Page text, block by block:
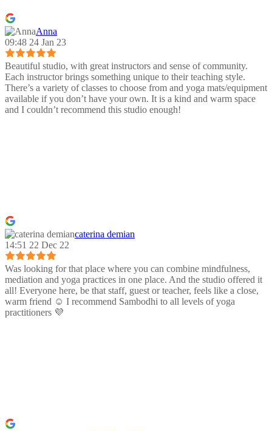
Anna
09:48 24 Jan 23
Beautiful studio, with great instructors and sense of community.
Each instructor brings something unique to their teaching style.
There’s a variety of classes to choose from and yoga mats/equipment
available if you don’t have your own. It is a kind and warm space
and I couldn’t recommend this studio enough!
caterina demian
14:51 22 Dec 22
Was looking for that place where you can combine mindfulness,
mediation and yoga practices in one place. And the studio offered it
all! Everyone here, be that staff, guest or teacher, feels like a close,
warm friend ☺️ I recommend Sambodhi to all levels of yoga
practitioners 💜